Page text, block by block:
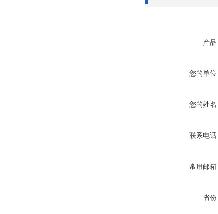
产品
您的单位
您的姓名
联系电话
常用邮箱
省份